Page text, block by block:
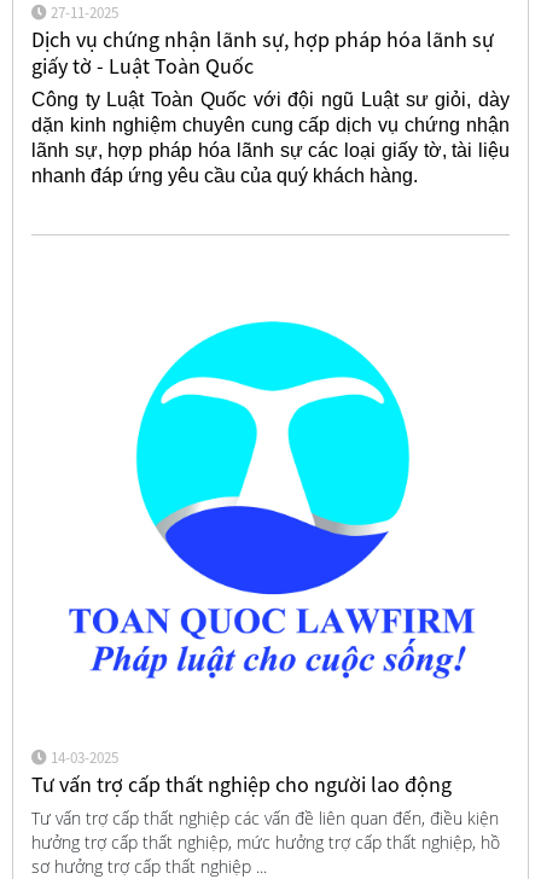
27-11-2025
Dịch vụ chứng nhận lãnh sự, hợp pháp hóa lãnh sự
giấy tờ - Luật Toàn Quốc
Công ty Luật Toàn Quốc với đội ngũ Luật sư giỏi, dày
dặn kinh nghiệm chuyên cung cấp dịch vụ chứng nhận
lãnh sự, hợp pháp hóa lãnh sự các loại giấy tờ, tài liệu
nhanh đáp ứng yêu cầu của quý khách hàng.
14-03-2025
Tư vấn trợ cấp thất nghiệp cho người lao động
Tư vấn trợ cấp thất nghiệp các vấn đề liên quan đến, điều kiện
hưởng trợ cấp thất nghiệp, mức hưởng trợ cấp thất nghiệp, hồ
sơ hưởng trợ cấp thất nghiệp ...